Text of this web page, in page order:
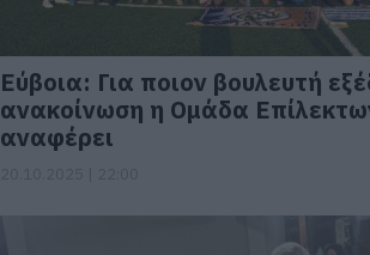
Εύβοια: Για ποιον βουλευτή
ανακοίνωση η Ομάδα
αναφέρει